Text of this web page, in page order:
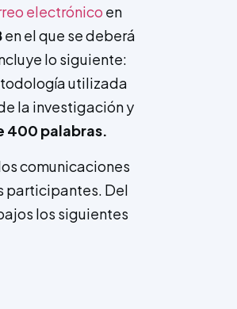
electrónico en
en el que se deberá
lo siguiente:
utilizada
la investigación y
400 palabras.
comunicaciones
participantes. Del
los siguientes